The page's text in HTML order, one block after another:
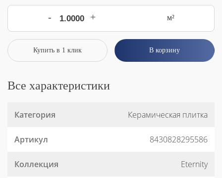
- + м²
Купить в 1 клик В корзину
Все характеристики
Категория Керамическая плитка
Артикул 8430828295586
Коллекция Eternity